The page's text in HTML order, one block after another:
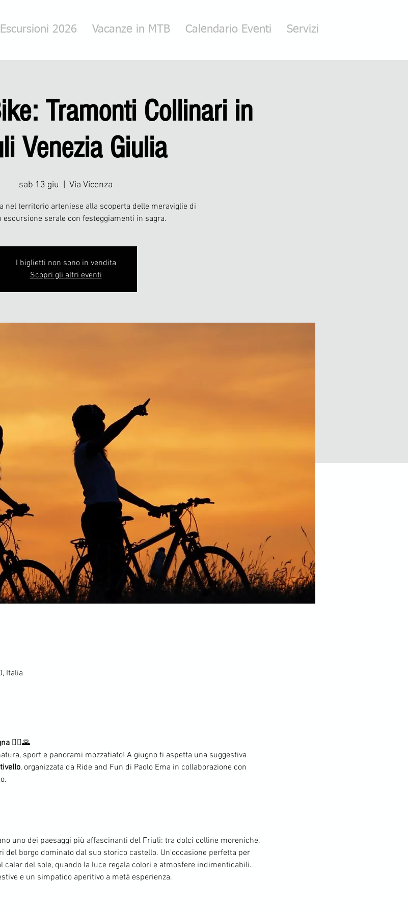
Escursioni 2026 Vacanze in MTB Calendario Eventi Servizi
Tramonti Collinari in
Venezia Giulia
sab 13 giu Via Vicenza
nel territorio arteniese alla scoperta delle meraviglie di
escursione serale con festeggiamenti in sagra.
I biglietti non sono in vendita
Scopri gli altri eventi
Italia
🚴‍♀️🌄
sport e panorami mozzafiato! A giugno ti aspetta una suggestiva
, organizzata da Ride and Fun di Paolo Ema in collaborazione con
uno dei paesaggi più affascinanti del Friuli: tra dolci colline moreniche,
del borgo dominato dal suo storico castello. Un’occasione perfetta per
del sole, quando la luce regala colori e atmosfere indimenticabili.
e un simpatico aperitivo a metà esperienza.